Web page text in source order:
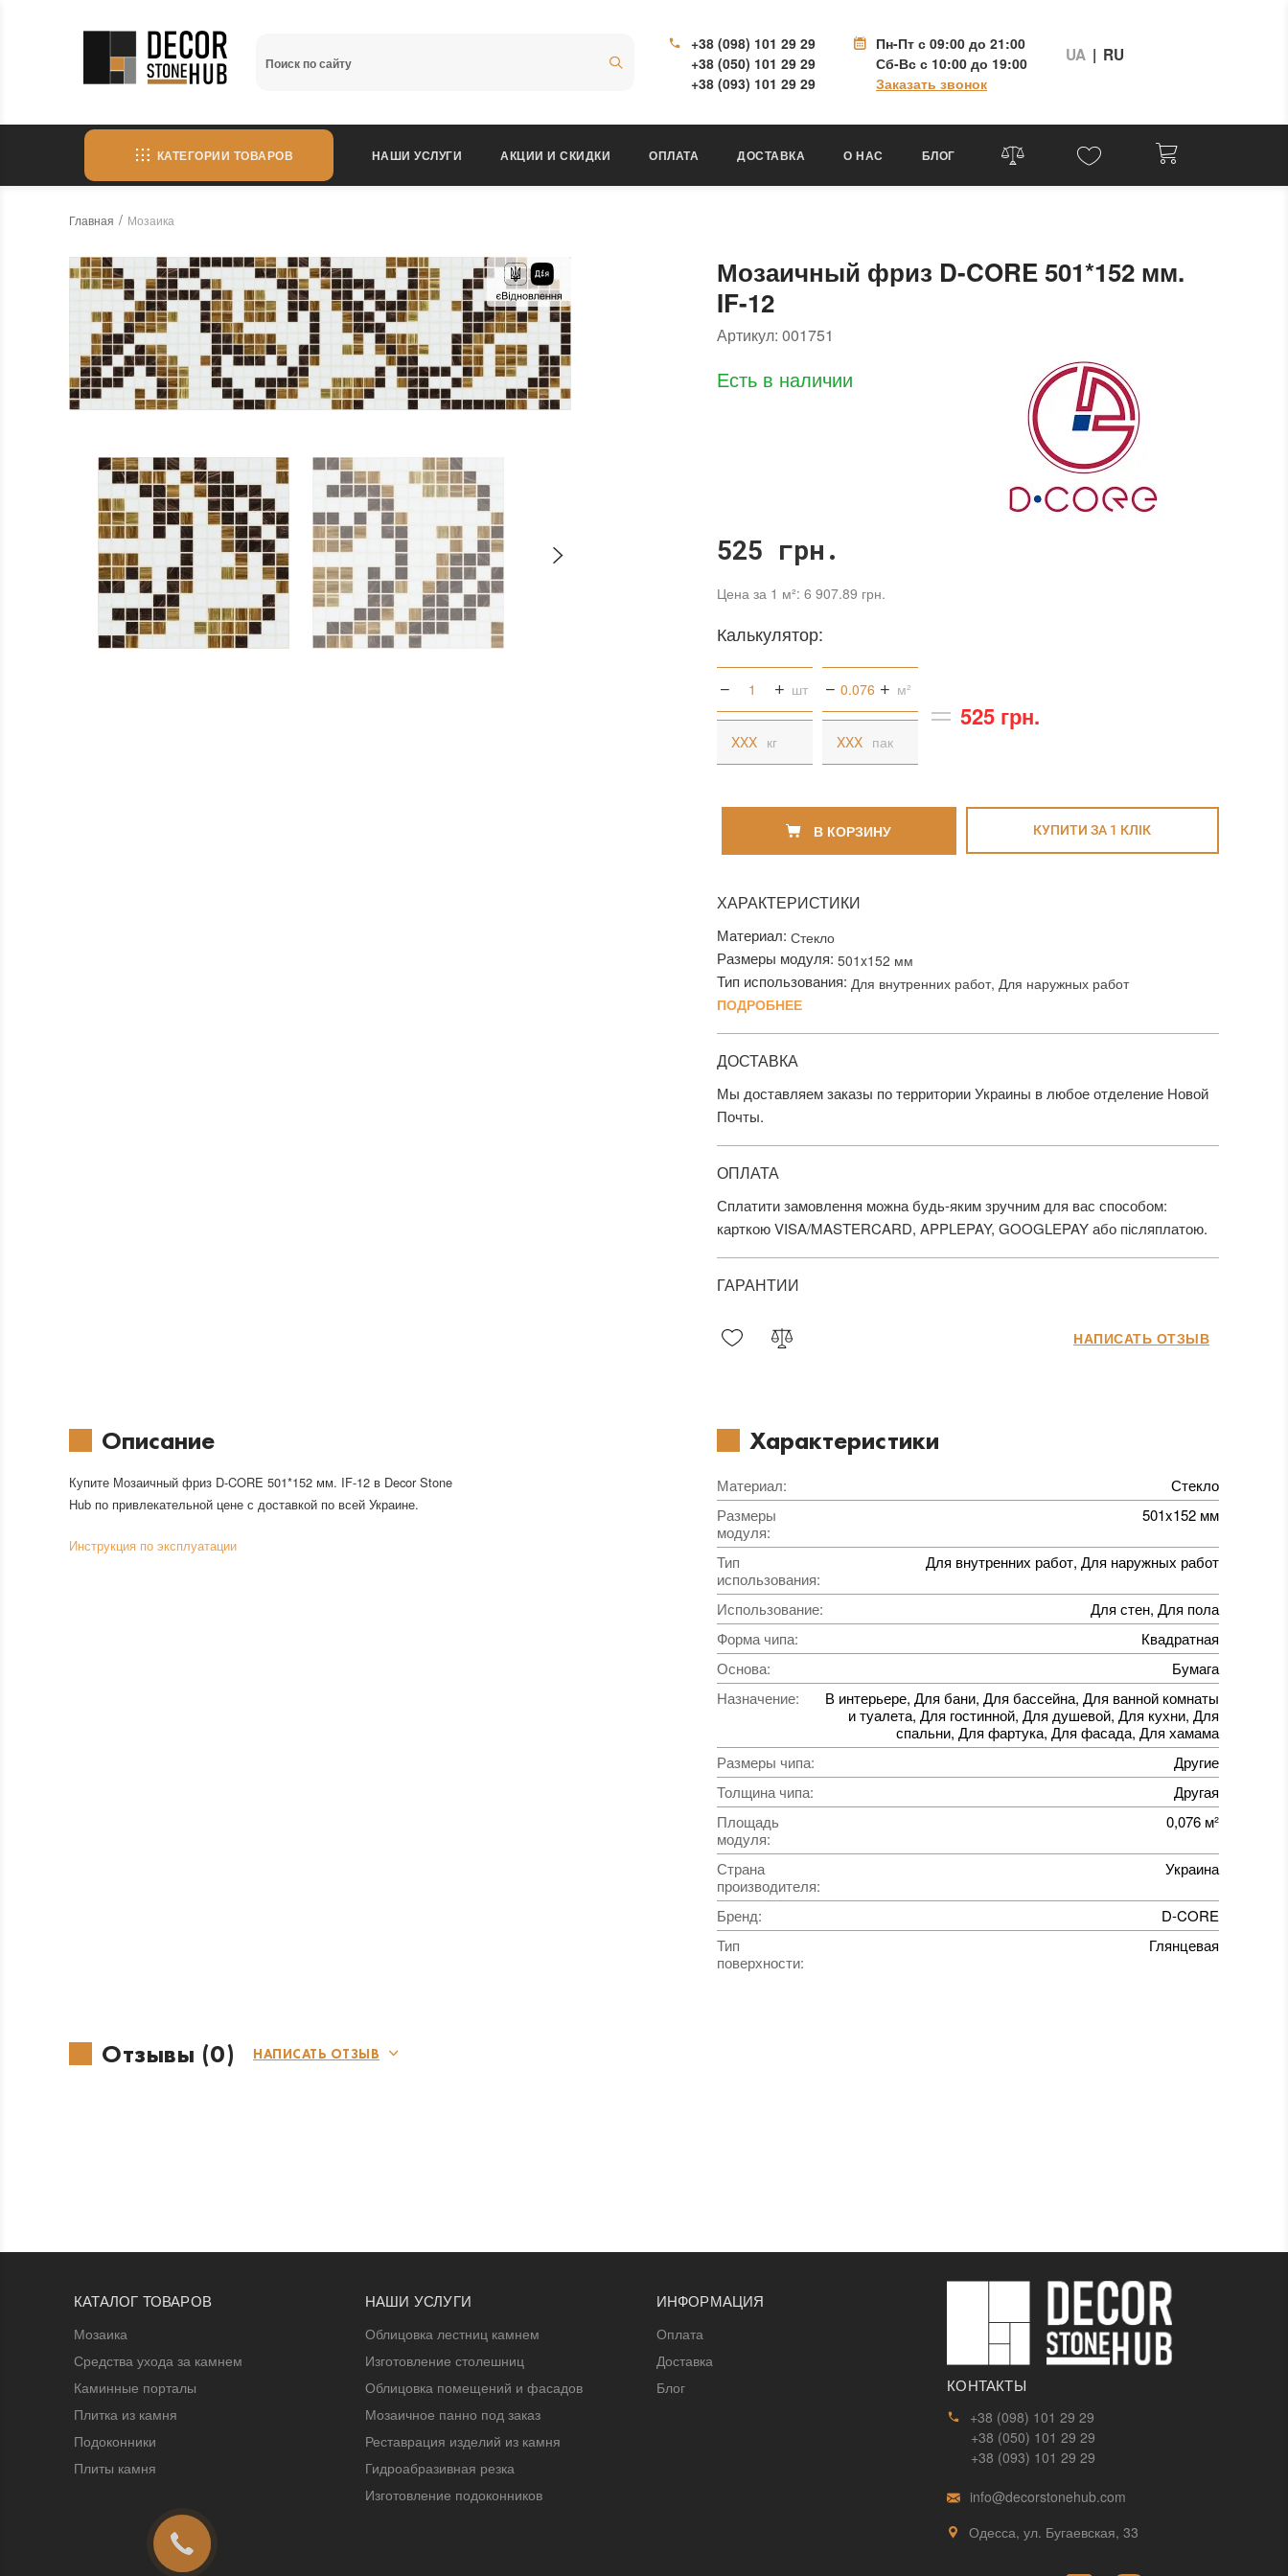
+38 (098) 101 29 29
+38 (050) 101 29 29
+38 (093) 101 29 29
Пн-Пт с 09:00 до 21:00
Сб-Вс с 10:00 до 19:00
Заказать звонок
UA | RU
КАТЕГОРИИ ТОВАРОВ НАШИ УСЛУГИ АКЦИИ И СКИДКИ ОПЛАТА ДОСТАВКА О НАС БЛОГ
Главная Мозаика
Мозаичный фриз D-CORE 501*152 мм.
IF-12
Артикул: 001751
Есть в наличии
525 грн.
Цена за 1 м²: 6 907.89 грн.
Калькулятор:
шт м²
кг пак
525 грн.
В КОРЗИНУ КУПИТИ ЗА 1 КЛIК
ХАРАКТЕРИСТИКИ
Материал: Стекло
Размеры модуля: 501x152 мм
Тип использования: Для внутренних работ, Для наружных работ
ПОДРОБНЕЕ
ДОСТАВКА
Мы доставляем заказы по территории Украины в любое отделение Новой
Почты.
ОПЛАТА
Сплатити замовлення можна будь-яким зручним для вас способом:
карткою VISA/MASTERCARD, APPLEPAY, GOOGLEPAY або післяплатою.
ГАРАНТИИ
НАПИСАТЬ ОТЗЫВ
Описание
Купите Мозаичный фриз D-CORE 501*152 мм. IF-12 в Decor Stone
Hub по привлекательной цене с доставкой по всей Украине.
Инструкция по эксплуатации
Характеристики
Материал:
Стекло
Размеры
модуля:
501x152 мм
Тип
использования:
Для внутренних работ, Для наружных работ
Использование:
Для стен, Для пола
Форма чипа:
Квадратная
Основа:
Бумага
Назначение:
В интерьере, Для бани, Для бассейна, Для ванной комнаты
и туалета, Для гостинной, Для душевой, Для кухни, Для
спальни, Для фартука, Для фасада, Для хамама
Размеры чипа:
Другие
Толщина чипа:
Другая
Площадь
модуля:
0,076 м²
Страна
производителя:
Украина
Бренд:
D-CORE
Тип
поверхности:
Глянцевая
Отзывы (0) НАПИСАТЬ ОТЗЫВ
КАТАЛОГ ТОВАРОВ
Мозаика
Средства ухода за камнем
Каминные порталы
Плитка из камня
Подоконники
Плиты камня
НАШИ УСЛУГИ
Облицовка лестниц камнем
Изготовление столешниц
Облицовка помещений и фасадов
Мозаичное панно под заказ
Реставрация изделий из камня
Гидроабразивная резка
Изготовление подоконников
ИНФОРМАЦИЯ
Оплата
Доставка
Блог
КОНТАКТЫ
+38 (098) 101 29 29
+38 (050) 101 29 29
+38 (093) 101 29 29
info@decorstonehub.com
Одесса, ул. Бугаевская, 33